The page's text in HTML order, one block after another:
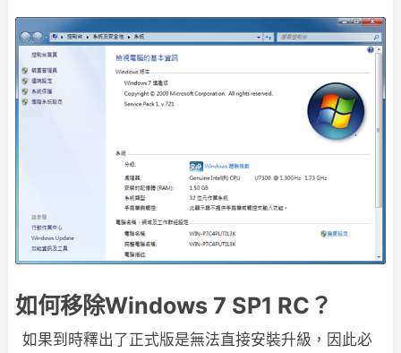
如何移除Windows 7 SP1 RC？
如果到時釋出了正式版是無法直接安裝升級，因此必